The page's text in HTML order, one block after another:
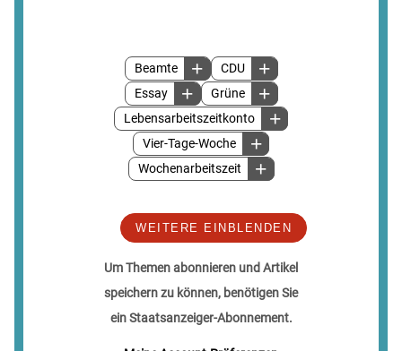
Beamte
CDU
Essay
Grüne
Lebensarbeitszeitkonto
Vier-Tage-Woche
Wochenarbeitszeit
WEITERE EINBLENDEN
Um Themen abonnieren und Artikel
speichern zu können, benötigen Sie
ein Staatsanzeiger-Abonnement.